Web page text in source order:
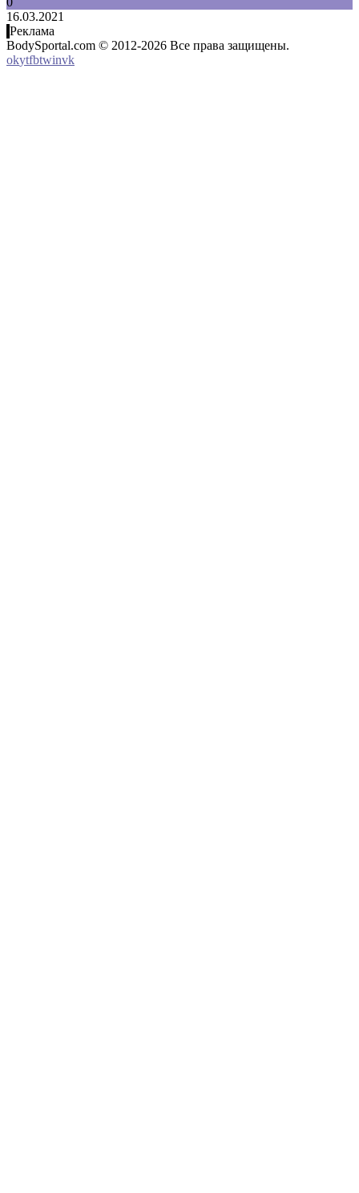
16.03.2021
Реклама
BodySportal.com © 2012-2026 Все права защищены.
okytfbtwinvk